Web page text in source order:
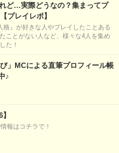
ど…実際どうなの？集まってプ
プレイレポ】
格』が好きな人やプレイしたことある
ことがない人など、様々な4人を集め
た！
び」MCによる直筆プロフィール帳
♪
報はコチラで！